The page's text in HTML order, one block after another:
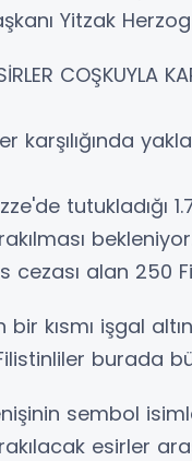
Yitzak Herzog
COŞKUYLA
karşılığında
tutukladığı
cezası alan 250
bir kısmı işgal
Filistinliler burada
sembol
esirler